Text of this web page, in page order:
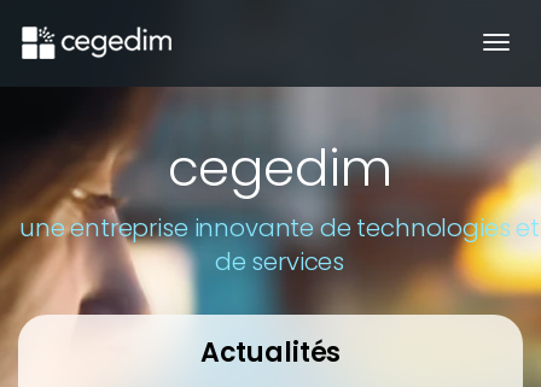
cegedim
une entreprise innovante de technologies et
de services
Actualités